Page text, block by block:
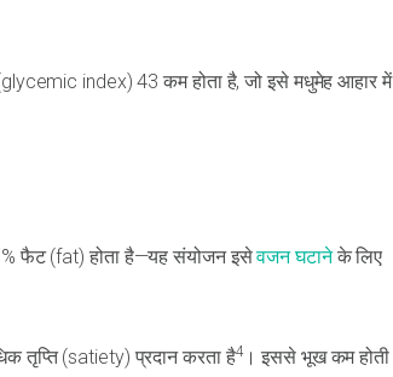
index) 43 कम होता है, जो इसे मधुमेह आहार में
फैट (fat) होता है—यह संयोजन इसेवजन घटानेके लिए
तृप्ति (satiety) प्रदान करता है4। इससे भूख कम होती